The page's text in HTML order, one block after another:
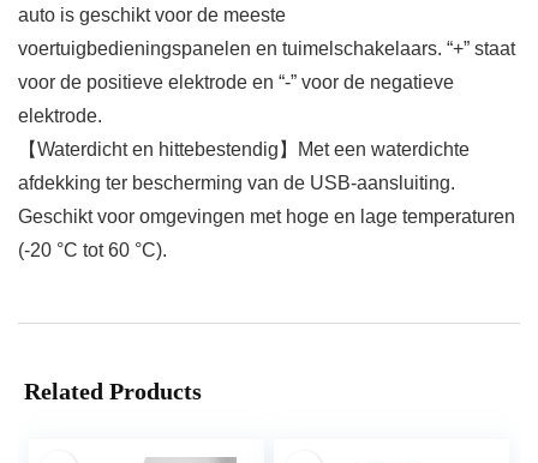
auto is geschikt voor de meeste
voertuigbedieningspanelen en tuimelschakelaars. “+” staat
voor de positieve elektrode en “-” voor de negatieve
elektrode.
【Waterdicht en hittebestendig】Met een waterdichte
afdekking ter bescherming van de USB-aansluiting.
Geschikt voor omgevingen met hoge en lage temperaturen
(-20 °C tot 60 °C).
Related Products